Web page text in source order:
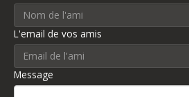
L'email de vos amis
Message